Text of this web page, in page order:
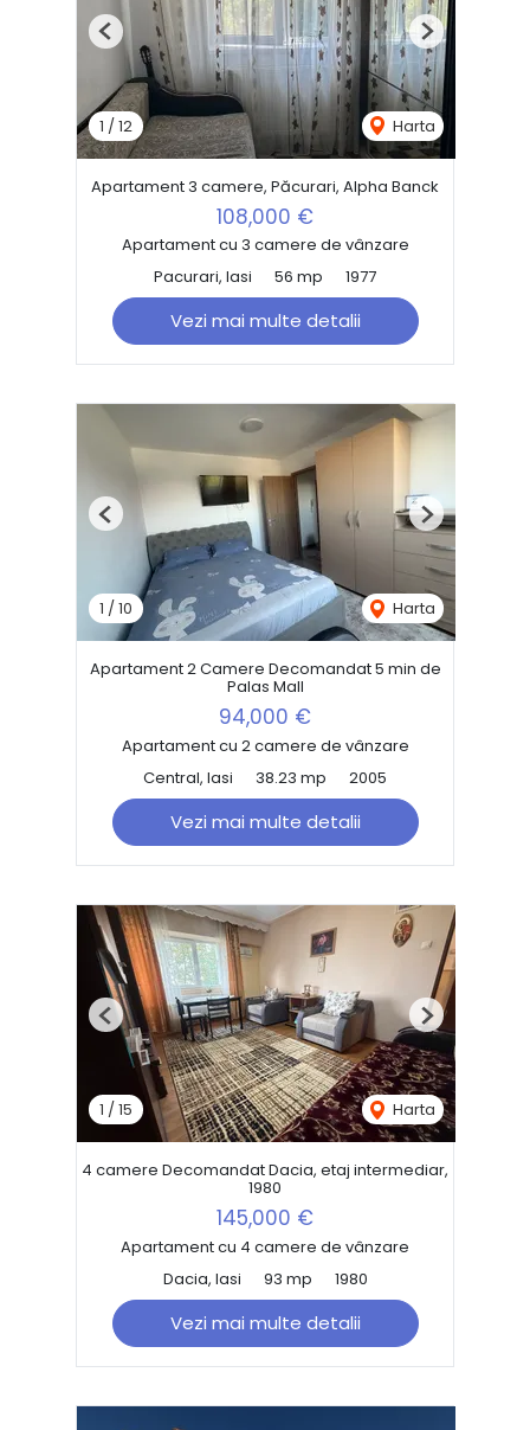
1 /12 Harta
Previous Next
Apartament 3 camere, Păcurari, Alpha Banck
108,000 €
Apartament cu 3 camere de vânzare
Pacurari, Iasi
56 mp 1977
Vezi mai multe detalii
1 / 10 Harta
Previous Next
Apartament 2 Camere Decomandat 5 min de
Palas Mall
94,000 €
Apartament cu 2 camere de vânzare
Central, Iasi
38.23 mp 2005
Vezi mai multe detalii
1 / 15 Harta
Previous Next
4 camere Decomandat Dacia, etaj intermediar,
1980
145,000 €
Apartament cu 4 camere de vânzare
Dacia, Iasi
93 mp 1980
Vezi mai multe detalii